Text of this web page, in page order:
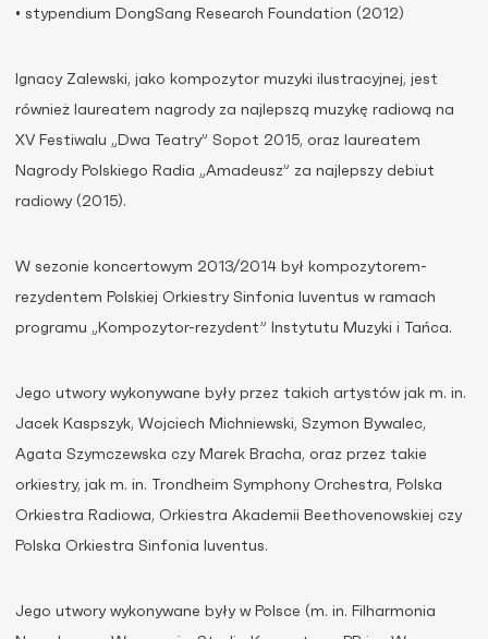
• stypendium DongSang Research Foundation (2012)
Ignacy Zalewski, jako kompozytor muzyki ilustracyjnej, jest
również laureatem nagrody za najlepszą muzykę radiową na
XV Festiwalu „Dwa Teatry” Sopot 2015, oraz laureatem
Nagrody Polskiego Radia „Amadeusz” za najlepszy debiut
radiowy (2015).
W sezonie koncertowym 2013/2014 był kompozytorem-
rezydentem Polskiej Orkiestry Sinfonia Iuventus w ramach
programu „Kompozytor-rezydent” Instytutu Muzyki i Tańca.
Jego utwory wykonywane były przez takich artystów jak m. in.
Jacek Kaspszyk, Wojciech Michniewski, Szymon Bywalec,
Agata Szymczewska czy Marek Bracha, oraz przez takie
orkiestry, jak m. in. Trondheim Symphony Orchestra, Polska
Orkiestra Radiowa, Orkiestra Akademii Beethovenowskiej czy
Polska Orkiestra Sinfonia Iuventus.
Jego utwory wykonywane były w Polsce (m. in. Filharmonia